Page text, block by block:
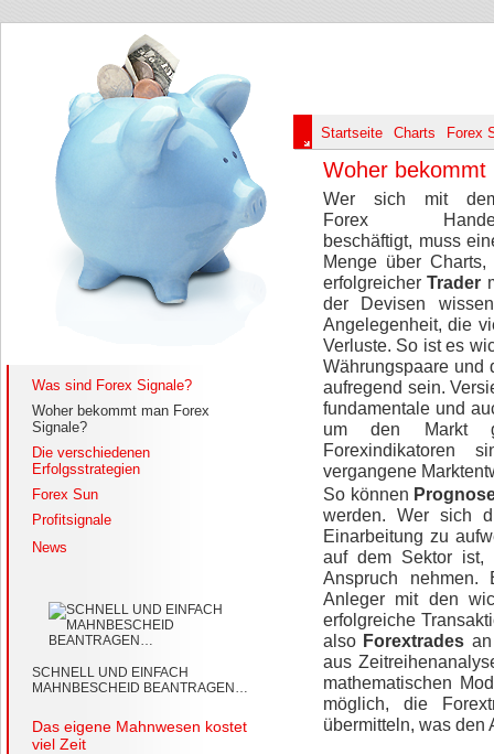
Woher bekommt
Wer sich mit
Forex
beschäftigt, muss
Menge über
erfolgreicherTrader
der Devisen
Angelegenheit, die
Verluste. So ist es
Währungspaare und
aufregend sein.
fundamentale und
um den Markt
Forexindikatoren
vergangene
So können
werden. Wer sich
Einarbeitung zu
auf dem Sektor
Anspruch
Anleger mit den
erfolgreiche
also Forextrades
aus
mathematischen
möglich, die
übermitteln, was den
Was sind Forex Signale?
Woher bekommt man Forex
Signale?
Die verschiedenen
Erfolgsstrategien
Forex Sun
Profitsignale
News
SCHNELL UND EINFACH
MAHNBESCHEID BEANTRAGEN…
Das eigene Mahnwesen kostet
viel Zeit
Startseite Charts Forex